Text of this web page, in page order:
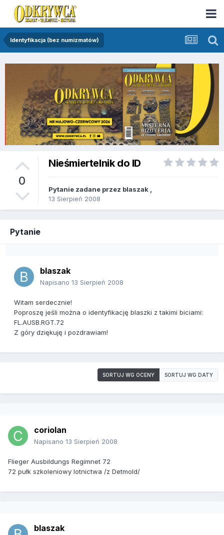
Identyfikacja (bez numizmatów)
0
Nieśmiertelnik do ID
Pytanie zadane przez blaszak
13 Sierpień 2008
Pytanie
blaszak
Napisano 13 Sierpień 2008
Witam serdecznie!
Poproszę jeśli można o identyfikację blaszki z takimi biciami:
FL.AUSB.RGT.72
Z góry dziękuję i pozdrawiam!
SORTUJ WG OCENY SORTUJ WG DATY
coriolan
Napisano 13 Sierpień 2008
Flieger Ausbildungs Regimnet 72
72 pułk szkoleniowy lotnictwa /z Detmold/
blaszak